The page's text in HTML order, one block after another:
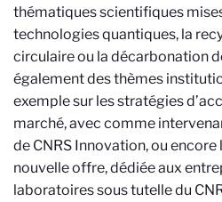
thématiques scientifiques
technologies quantiques, la
circulaire ou la décarbonation
également des thèmes
exemple sur les stratégies
marché, avec comme
de CNRS Innovation, ou
nouvelle offre, dédiée aux
laboratoires sous tutelle du